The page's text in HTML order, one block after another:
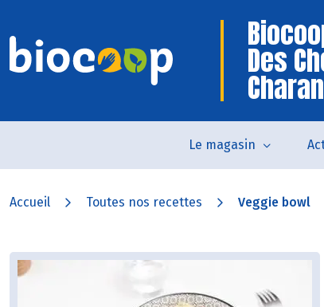
Des
Le magasin
Accueil Toutes nos recettes Veggie bowl